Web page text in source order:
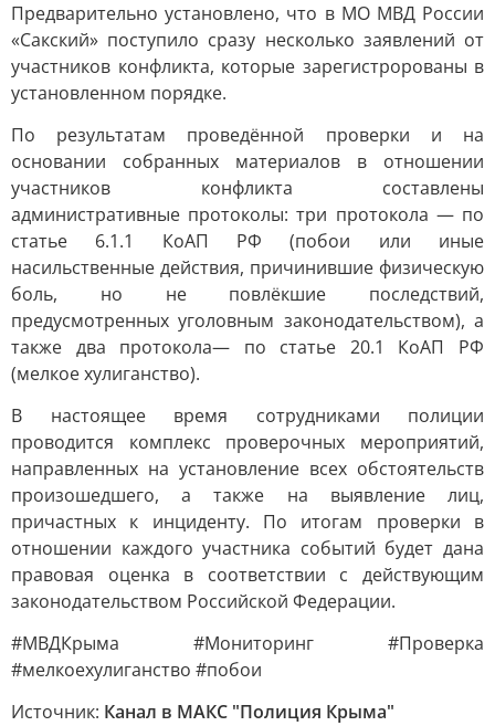
Предварительно установлено, что в МО МВД России
«Сакский» поступило сразу несколько заявлений от
участников конфликта, которые зарегистророваны в
установленном порядке.
По результатам проведённой проверки и на
основании собранных материалов в отношении
участников конфликта составлены
административные протоколы: три протокола — по
статье 6.1.1 КоАП РФ (побои или иные
насильственные действия, причинившие физическую
боль, но не повлёкшие последствий,
предусмотренных уголовным законодательством), а
также два протокола— по статье 20.1 КоАП РФ
(мелкое хулиганство).
В настоящее время сотрудниками полиции
проводится комплекс проверочных мероприятий,
направленных на установление всех обстоятельств
произошедшего, а также на выявление лиц,
причастных к инциденту. По итогам проверки в
отношении каждого участника событий будет дана
правовая оценка в соответствии с действующим
законодательством Российской Федерации.
#МВДКрыма #Мониторинг #Проверка
#мелкоехулиганство #побои
Источник: Канал в МАКС "Полиция Крыма"